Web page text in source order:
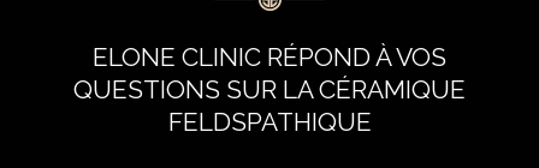
ELONE CLINIC RÉPOND À VOS
QUESTIONS SUR LA CÉRAMIQUE
FELDSPATHIQUE